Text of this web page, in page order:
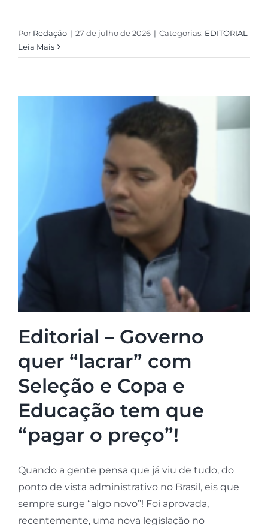
Por Redação | 27 de julho de 2026 | Categorias: EDITORIAL
Leia Mais
Editorial – Governo
quer “lacrar” com
Seleção e Copa e
Educação tem que
“pagar o preço”!
Quando a gente pensa que já viu de tudo, do
ponto de vista administrativo no Brasil, eis que
sempre surge “algo novo”! Foi aprovada,
recentemente, uma nova legislação no